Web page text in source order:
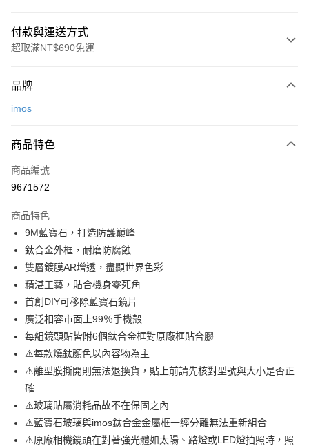
付款與運送方式
超取滿NT$690免運
信用卡一次付款
LINE Pay
Apple Pay
悠遊付
ATM付款
運送方式
全家取貨付款
每筆NT$65，滿NT$690(含以上)免運費
付款後全家取貨
每筆NT$65，滿NT$690(含以上)免運費
7-11取貨付款
每筆NT$65，滿NT$690(含以上)免運費
付款後7-11取貨
品牌
imos
商品特色
商品編號
9671572
商品特色
9M藍寶石，打造防護巔峰
鈦合金外框，耐磨防腐蝕
雙層鍍膜AR增透，盡顯世界色彩
精湛工藝，貼合機身零死角
首創DIY可移除藍寶石鏡片
廣泛相容市面上99％手機殼
每組鏡頭貼皆附6個鈦合金框對原廠框貼合膠
⚠️每款燒鈦顏色以內容物為主
⚠️離型膜撕開則無法退換貨，貼上前請先核對型號與大小是否正
確
⚠️玻璃貼屬消耗品故不在保固之內
⚠️藍寶石玻璃與imos鈦合金金屬框一經分離無法重新組合
⚠️原廠相機鏡頭在對著強光體如太陽、路燈或LED燈拍照時，照